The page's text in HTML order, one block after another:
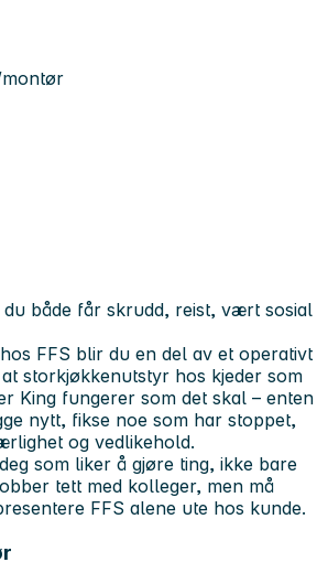
montør
både får skrudd, reist, vært sosial
FFS blir du en del av et operativt
storkjøkkenutstyr hos kjeder som
King fungerer som det skal – enten
nytt, fikse noe som har stoppet,
og vedlikehold.
som liker å gjøre ting, ikke bare
tett med kolleger, men må
FFS alene ute hos kunde.